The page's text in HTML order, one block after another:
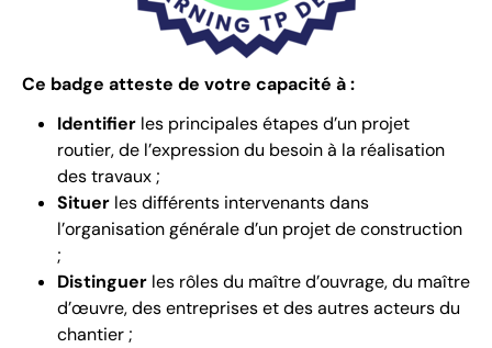
Ce badge atteste de votre capacité à :
Identifier les principales étapes d’un projet
routier, de l’expression du besoin à la réalisation
des travaux ;
Situer les différents intervenants dans
l’organisation générale d’un projet de construction
;
Distinguer les rôles du maître d’ouvrage, du maître
d’œuvre, des entreprises et des autres acteurs du
chantier ;